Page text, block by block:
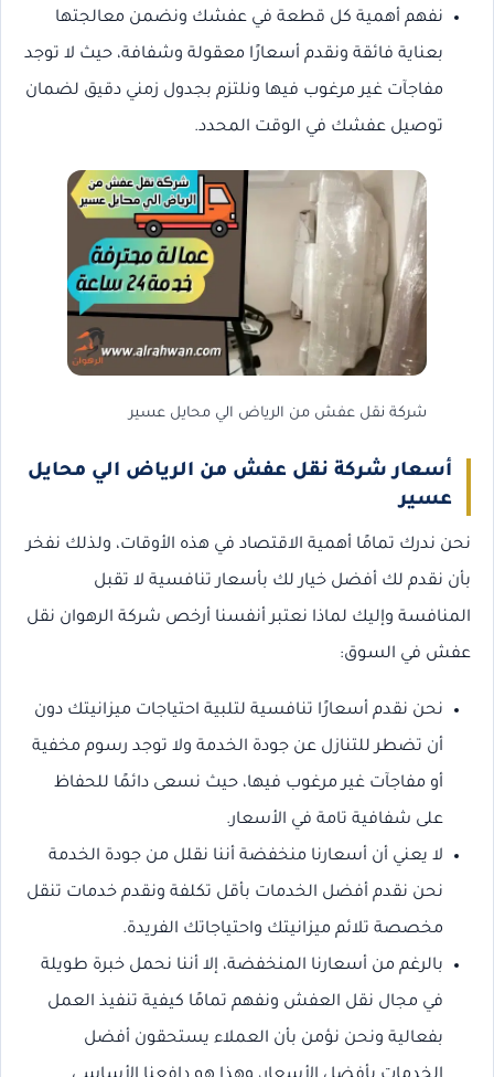
نفهم أهمية كل قطعة في عفشك ونضمن معالجتها
بعناية فائقة ونقدم أسعارًا معقولة وشفافة، حيث لا توجد
مفاجآت غير مرغوب فيها ونلتزم بجدول زمني دقيق لضمان
توصيل عفشك في الوقت المحدد.
شركة نقل عفش من الرياض الي محايل عسير
أسعار شركة نقل عفش من الرياض الي محايل
عسير
نحن ندرك تمامًا أهمية الاقتصاد في هذه الأوقات، ولذلك نفخر
بأن نقدم لك أفضل خيار لك بأسعار تنافسية لا تقبل
المنافسة وإليك لماذا نعتبر أنفسنا أرخص شركة الرهوان نقل
عفش في السوق:
نحن نقدم أسعارًا تنافسية لتلبية احتياجات ميزانيتك دون
أن تضطر للتنازل عن جودة الخدمة ولا توجد رسوم مخفية
أو مفاجآت غير مرغوب فيها، حيث نسعى دائمًا للحفاظ
على شفافية تامة في الأسعار.
لا يعني أن أسعارنا منخفضة أننا نقلل من جودة الخدمة
نحن نقدم أفضل الخدمات بأقل تكلفة ونقدم خدمات تنقل
مخصصة تلائم ميزانيتك واحتياجاتك الفريدة.
بالرغم من أسعارنا المنخفضة، إلا أننا نحمل خبرة طويلة
في مجال نقل العفش ونفهم تمامًا كيفية تنفيذ العمل
بفعالية ونحن نؤمن بأن العملاء يستحقون أفضل